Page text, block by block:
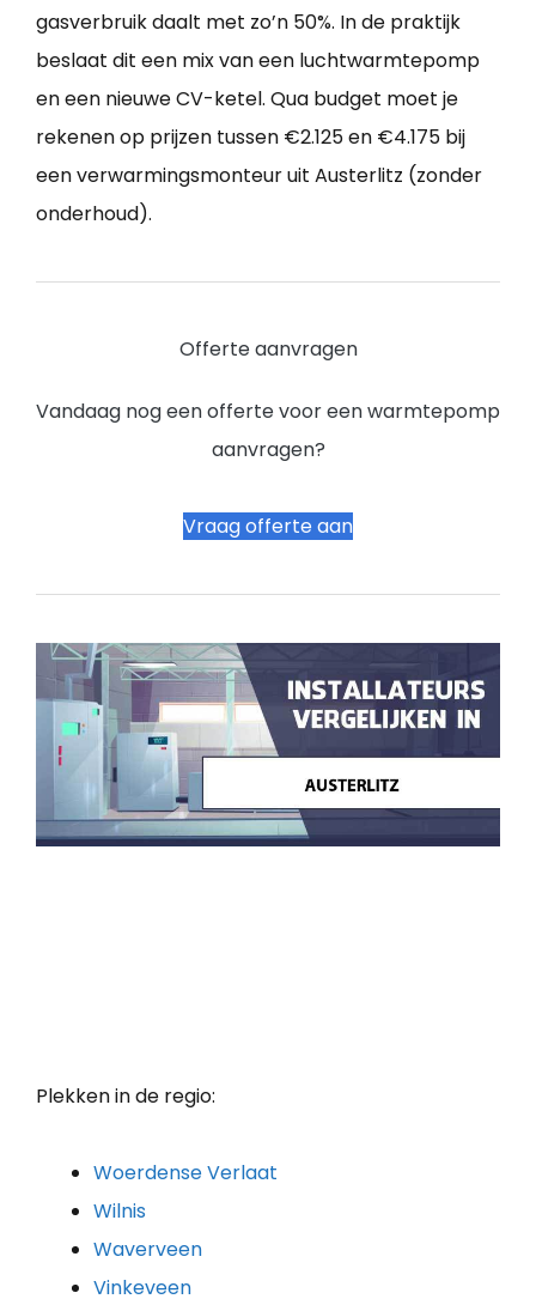
gasverbruik daalt met zo’n 50%. In de praktijk
beslaat dit een mix van een luchtwarmtepomp
en een nieuwe CV-ketel. Qua budget moet je
rekenen op prijzen tussen €2.125 en €4.175 bij
een verwarmingsmonteur uit Austerlitz (zonder
onderhoud).
Offerte aanvragen
Vandaag nog een offerte voor een warmtepomp
aanvragen?
Vraag offerte aan
Plekken in de regio:
Woerdense Verlaat
Wilnis
Waverveen
Vinkeveen